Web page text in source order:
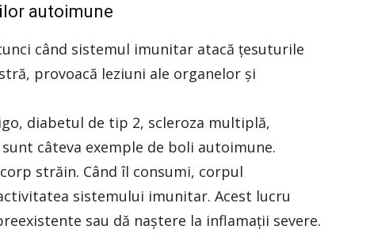
autoimune
când sistemul imunitar atacă țesuturile
provoacă leziuni ale organelor și
diabetul de tip 2, scleroza multiplă,
câteva exemple de boli autoimune.
străin. Când îl consumi, corpul
sistemului imunitar. Acest lucru
sau dă naștere la inflamații severe.